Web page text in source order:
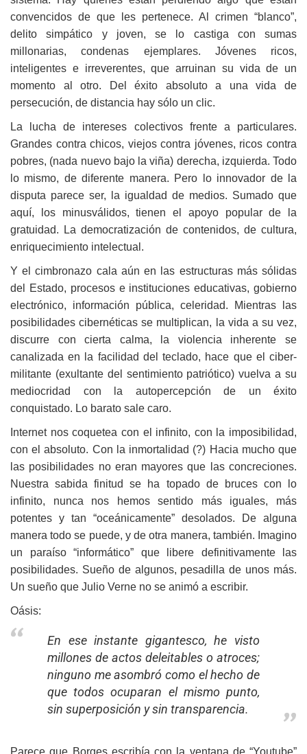
convencidos de que les pertenece. Al crimen “blanco”,
delito simpático y joven, se lo castiga con sumas
millonarias, condenas ejemplares. Jóvenes ricos,
inteligentes e irreverentes, que arruinan su vida de un
momento al otro. Del éxito absoluto a una vida de
persecución, de distancia hay sólo un clic.
La lucha de intereses colectivos frente a particulares.
Grandes contra chicos, viejos contra jóvenes, ricos contra
pobres, (nada nuevo bajo la viña) derecha, izquierda. Todo
lo mismo, de diferente manera. Pero lo innovador de la
disputa parece ser, la igualdad de medios. Sumado que
aquí, los minusválidos, tienen el apoyo popular de la
gratuidad. La democratización de contenidos, de cultura,
enriquecimiento intelectual.
Y el cimbronazo cala aún en las estructuras más sólidas
del Estado, procesos e instituciones educativas, gobierno
electrónico, información pública, celeridad. Mientras las
posibilidades cibernéticas se multiplican, la vida a su vez,
discurre con cierta calma, la violencia inherente se
canalizada en la facilidad del teclado, hace que el ciber-
militante (exultante del sentimiento patriótico) vuelva a su
mediocridad con la autopercepción de un éxito
conquistado. Lo barato sale caro.
Internet nos coquetea con el infinito, con la imposibilidad,
con el absoluto. Con la inmortalidad (?) Hacia mucho que
las posibilidades no eran mayores que las concreciones.
Nuestra sabida finitud se ha topado de bruces con lo
infinito, nunca nos hemos sentido más iguales, más
potentes y tan “oceánicamente” desolados. De alguna
manera todo se puede, y de otra manera, también. Imagino
un paraíso “informático” que libere definitivamente las
posibilidades. Sueño de algunos, pesadilla de unos más.
Un sueño que Julio Verne no se animó a escribir.
Oásis:
En ese instante gigantesco, he visto
millones de actos deleitables o atroces;
ninguno me asombró como el hecho de
que todos ocuparan el mismo punto,
sin superposición y sin transparencia.
Parece que Borges escribía con la ventana de “Youtube”